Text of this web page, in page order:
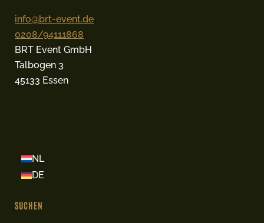
info@brt-event.de
0208/94111868
BRT Event GmbH
Talbogen 3
45133 Essen
NL
DE
SUCHEN